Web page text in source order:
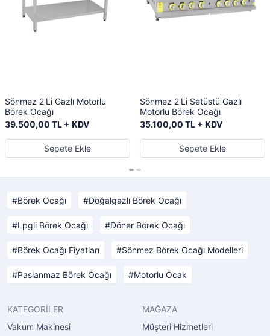
Sönmez 2'Li Gazlı Motorlu
Börek Ocağı
39.500,00 TL + KDV
Sepete Ekle
Sönmez 2'Li Setüstü Gazlı
Motorlu Börek Ocağı
35.100,00 TL + KDV
Sepete Ekle
Börek Ocağı Doğalgazlı Börek Ocağı
Lpgli Börek Ocağı Döner Börek Ocağı
Börek Ocağı Fiyatları Sönmez Börek Ocağı Modelleri
Paslanmaz Börek Ocağı Motorlu Ocak
KATEGORİLER
Vakum Makinesi
MAĞAZA
Müşteri Hizmetleri